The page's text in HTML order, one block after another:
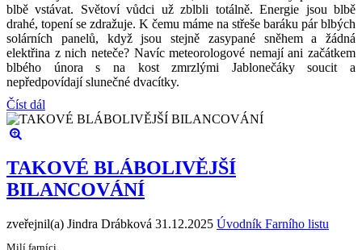
blbě vstávat. Světoví vůdci už zblbli totálně. Energie jsou blbě
drahé, topení se zdražuje. K čemu máme na střeše baráku pár blbých
solárních panelů, když jsou stejně zasypané sněhem a žádná
elektřina z nich neteče? Navíc meteorologové nemají ani začátkem
blbého února s na kost zmrzlými Jablonečáky soucit a
nepředpovídají slunečné dvacítky.
Číst dál
TAKOVÉ BLÁBOLIVĚJŠÍ
BILANCOVÁNÍ
zveřejnil(a) Jindra Drábková 31.12.2025 Úvodník Farního listu
Milí farníci,